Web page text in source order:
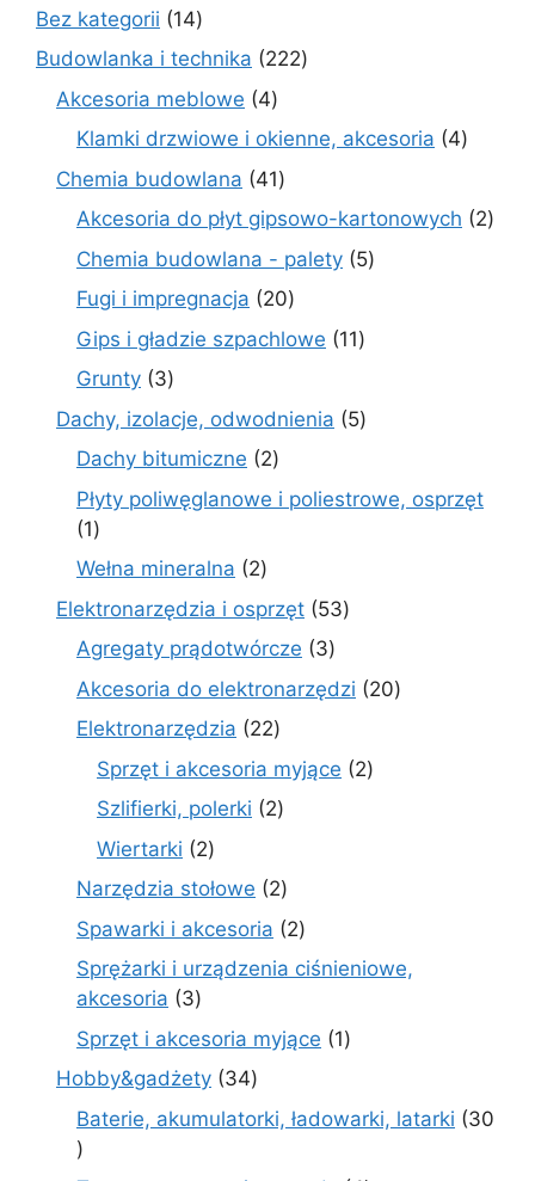
Bez kategorii 1414
produktów
Budowlanka i technika 222222
Akcesoria meblowe 44
produkty
Klamki drzwiowe i okienne, akcesoria 44
Chemia budowlana 4141
produktów
Akcesoria do płyt gipsowo-kartonowych 22
Chemia budowlana - palety 55
Fugi i impregnacja 2020
produktów
Gips i gładzie szpachlowe 1111
Grunty 33
produkty
Dachy, izolacje, odwodnienia 55
Dachy bitumiczne 22
produkty
Płyty poliwęglanowe i poliestrowe, osprzęt
11
produkt
Wełna mineralna 22
produkty
Elektronarzędzia i osprzęt 5353
Agregaty prądotwórcze 33
produkty
Akcesoria do elektronarzędzi 2020
Elektronarzędzia 2222
produkty
Sprzęt i akcesoria myjące 22
Szlifierki, polerki 22
Wiertarki 22
produkty
Narzędzia stołowe 22
produkty
Spawarki i akcesoria 22
produkty
Sprężarki i urządzenia ciśnieniowe,
akcesoria
33
produkty
Sprzęt i akcesoria myjące 11
Hobby&gadżety 3434
produkty
Baterie, akumulatorki, ładowarki, latarki
30
30